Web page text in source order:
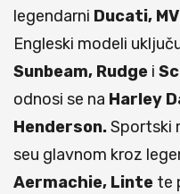
legendarni Ducati,
Engleski modeli
Sunbeam, Rudge i
odnosi se na Harley
Henderson.Sportski
seu glavnom kroz
Aermachie, Linte te